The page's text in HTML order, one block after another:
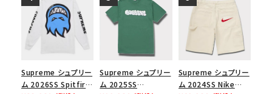
ース１スニーカー シ
ューズ ホワイト
ングバッグ バックパッ
ク ブラック 黒
Sweatshirt ゴー
ストフェイス アークフ
ーデッドスウェット パ
ーカー アッシュグレ
ー
Supreme シュプリー
ム 2026SS Spitfire
Supreme シュプリー
ム 2025SS
Supreme シュプリー
ム 2024SS Nike